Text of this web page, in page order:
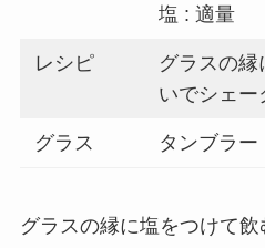
塩 : 適量
レシピ
グラスの
いでシェー
グラス タンブラー
グラスの縁に塩をつけて